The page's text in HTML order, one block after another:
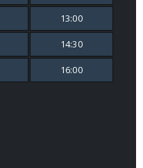
13:00
14:30
16:00